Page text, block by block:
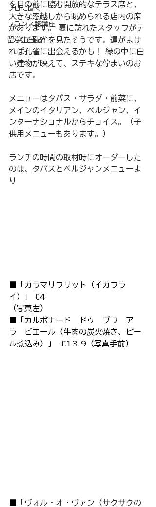
プロに聞く
フランス語講座
留学生日記
を目の前に臨む開放的なテラス席と、
大きな窓越しから眺められる店内の席
があります。 夏に訪れたスタッフがテ
ラスで孔雀を見たそうです。運がよけ
れば孔雀に出会えるかも！ 緑の中に白
い建物が映えて、ステキな佇まいのお
店です。
メニューはタパス・サラダ・前菜に、
メインのイタリアン、ベルジャン、イ
ンターナショナルからチョイス。（子
供用メニューもあります。）
ランチの時間の取材時にオーダーした
のは、タパスとベルジャンメニューよ
り
■「カラマリフリット（イカフラ
イ）」 €4
（写真左）
■「カルボナード　ドゥ　ブフ　ア
ラ　ビエール（牛肉の炭火焼き、ビー
ル煮込み）」  €13.9（写真手前）
「ヴォル・オ・ヴァン（サクサクの